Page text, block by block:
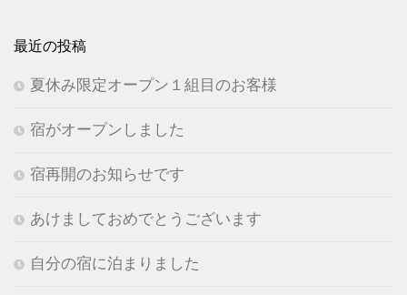
最近の投稿
夏休み限定オープン１組目のお客様
宿がオープンしました
宿再開のお知らせです
あけましておめでとうございます
自分の宿に泊まりました